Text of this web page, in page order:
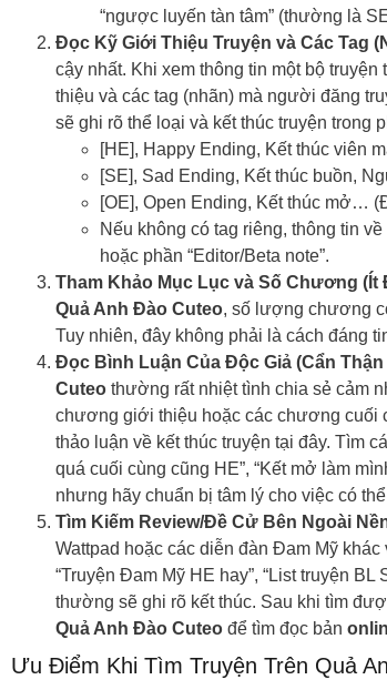
“ngược luyến tàn tâm” (thường là
Đọc Kỹ Giới Thiệu Truyện và Các Tag
cậy nhất. Khi xem thông tin một bộ truyện
thiệu và các tag (nhãn) mà người đăng
sẽ ghi rõ thể loại và kết thúc truyện trong
[HE], Happy Ending, Kết thúc viên
[SE], Sad Ending, Kết thúc buồn,
[OE], Open Ending, Kết thúc mở…
Nếu không có tag riêng, thông tin
hoặc phần “Editor/Beta note”.
Tham Khảo Mục Lục và Số Chương (Ít
Quả Anh Đào Cuteo, số lượng chương
Tuy nhiên, đây không phải là cách đáng
Đọc Bình Luận Của Độc Giả (Cẩn
Cuteo thường rất nhiệt tình chia sẻ cảm
chương giới thiệu hoặc các chương cuối
thảo luận về kết thúc truyện tại đây. Tìm
quá cuối cùng cũng HE”, “Kết mở làm
nhưng hãy chuẩn bị tâm lý cho việc có
Tìm Kiếm Review/Đề Cử Bên Ngoài
Wattpad hoặc các diễn đàn Đam Mỹ
“Truyện Đam Mỹ HE hay”, “List truyện
thường sẽ ghi rõ kết thúc. Sau khi tìm
Quả Anh Đào Cuteo để tìm đọc bản
Ưu Điểm Khi Tìm Truyện Trên Quả